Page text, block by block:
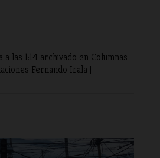
a las 1:14 archivado en Columnas
Fernando Irala |